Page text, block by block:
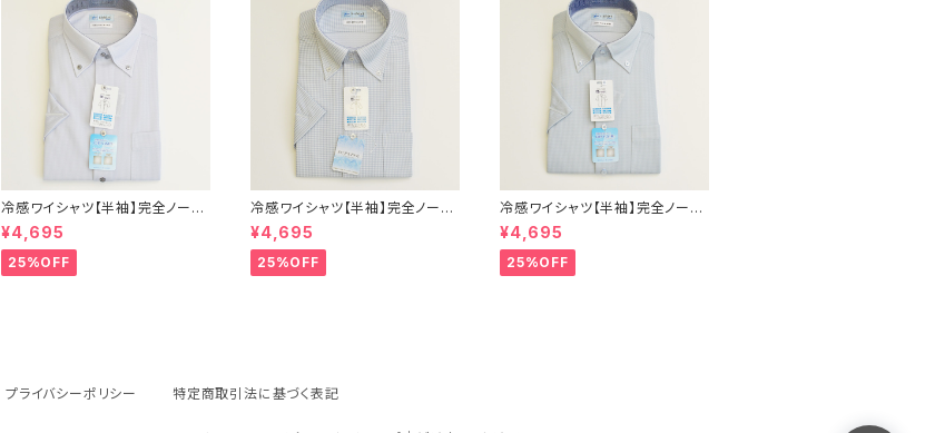
冷感ワイシャツ【半袖】完全ノーア
イロン i-Shirt｜-2℃冷却 形態
安定 レギュラーシルエット ボタン
ダウン ドビー メンズ ビジネス dh
¥4,695
25%OFF
冷感ワイシャツ【半袖】完全ノーア
イロン i-Shirt｜-2℃冷却 形態
安定 レギュラーシルエット ボタン
ダウン チェック柄 メンズ ビジネス
¥4,695
25%OFF
冷感ワイシャツ【半袖】完全ノーア
イロン i-Shirt｜-2℃冷却 形態
安定 レギュラーシルエット ボタン
ダウン ドビー メンズ ビジネス dh
¥4,695
25%OFF
プライバシーポリシー 特定商取引法に基づく表記